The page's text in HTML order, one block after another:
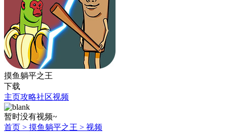
摸鱼躺平之王
下载
主页攻略社区视频
暂时没有视频~
首页 > 摸鱼躺平之王 > 视频